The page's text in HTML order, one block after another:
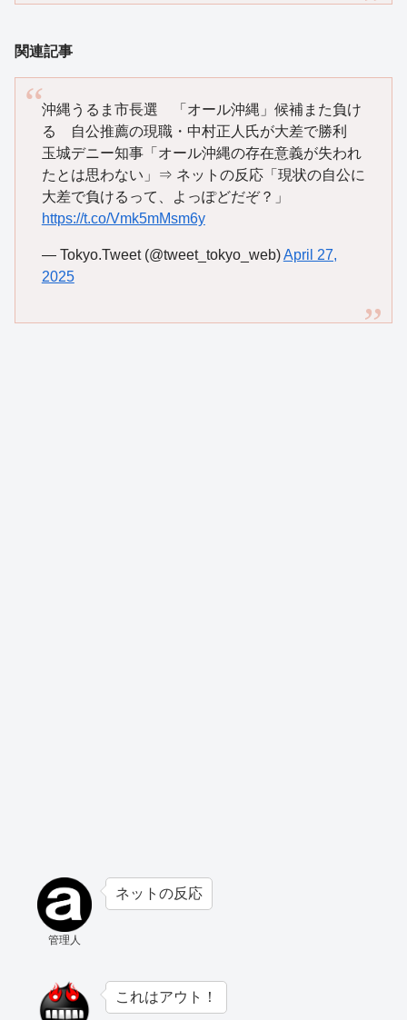
関連記事
沖縄うるま市長選 「オール沖縄」候補また負け
る 自公推薦の現職・中村正人氏が大差で勝利
玉城デニー知事「オール沖縄の存在意義が失われ
たとは思わない」⇒ ネットの反応「現状の自公に
大差で負けるって、よっぽどだぞ？」
https://t.co/Vmk5mMsm6y
— Tokyo.Tweet (@tweet_tokyo_web)April 27,
2025
管理人
ネットの反応
これはアウト！